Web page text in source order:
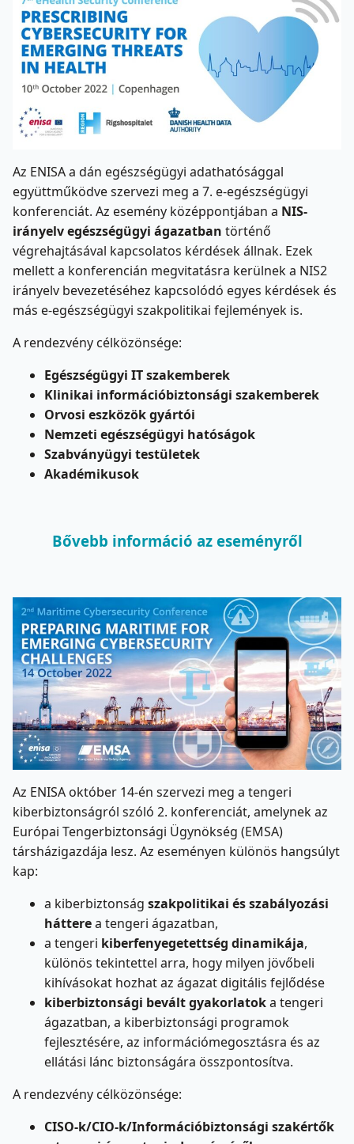
Az ENISA a dán egészségügyi adathatósággal
együttműködve szervezi meg a 7. e-egészségügyi
konferenciát. Az esemény középpontjában a NIS-
irányelvegészségügyi ágazatban történő
végrehajtásával kapcsolatos kérdések állnak. Ezek
mellett a konferencián megvitatásra kerülnek a NIS2
irányelv bevezetéséhez kapcsolódó egyes kérdések és
más e-egészségügyi szakpolitikai fejlemények is.
A rendezvény célközönsége:
Egészségügyi IT szakemberek
Klinikai információbiztonsági szakemberek
Orvosi eszközök gyártói
Nemzeti egészségügyi hatóságok
Szabványügyi testületek
Akadémikusok
Bővebb információ az eseményről
Az ENISA október 14-én szervezi meg a tengeri
kiberbiztonságról szóló 2. konferenciát, amelynek az
Európai Tengerbiztonsági Ügynökség (EMSA)
társházigazdája lesz. Az eseményen különös hangsúlyt
kap:
a kiberbiztonság szakpolitikai és szabályozási
hátterea tengeri ágazatban,
a tengeri kiberfenyegetettség dinamikája,
különös tekintettel arra, hogy milyen jövőbeli
kihívásokat hozhat az ágazat digitális fejlődése
kiberbiztonsági bevált gyakorlatoka tengeri
ágazatban, a kiberbiztonsági programok
fejlesztésére, az információmegosztásra és az
ellátási lánc biztonságára összpontosítva.
A rendezvény célközönsége:
CISO-k/CIO-k/Információbiztonsági szakértők